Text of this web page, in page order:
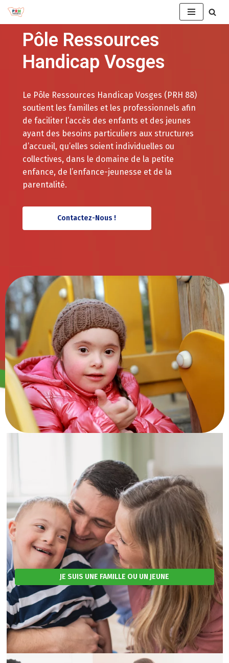
Pôle Ressources
Handicap Vosges
Le Pôle Ressources Handicap Vosges (PRH 88)
soutient les familles et les professionnels afin
de faciliter l’accès des enfants et des jeunes
ayant des besoins particuliers aux structures
d’accueil, qu’elles soient individuelles ou
collectives, dans le domaine de la petite
enfance, de l’enfance-jeunesse et de la
parentalité.
Contactez-Nous !
JE SUIS UNE FAMILLE OU UN JEUNE